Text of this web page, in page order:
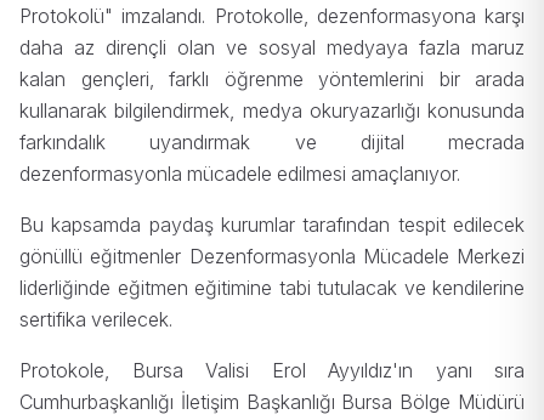
Protokolü" imzalandı. Protokolle, dezenformasyona karşı
daha az dirençli olan ve sosyal medyaya fazla maruz
kalan gençleri, farklı öğrenme yöntemlerini bir arada
kullanarak bilgilendirmek, medya okuryazarlığı konusunda
farkındalık uyandırmak ve dijital mecrada
dezenformasyonla mücadele edilmesi amaçlanıyor.
Bu kapsamda paydaş kurumlar tarafından tespit edilecek
gönüllü eğitmenler Dezenformasyonla Mücadele Merkezi
liderliğinde eğitmen eğitimine tabi tutulacak ve kendilerine
sertifika verilecek.
Protokole, Bursa Valisi Erol Ayyıldız'ın yanı sıra
Cumhurbaşkanlığı İletişim Başkanlığı Bursa Bölge Müdürü